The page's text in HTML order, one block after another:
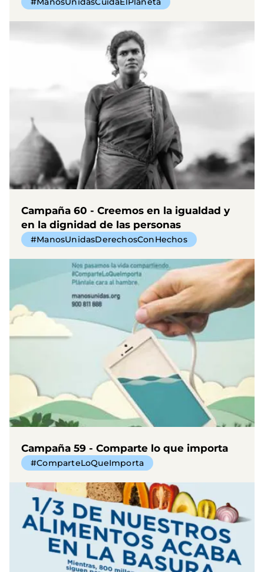
Campaña 60 - Creemos en la igualdad y
en la dignidad de las personas
#ManosUnidasDerechosConHechos
Campaña 59 - Comparte lo que importa
#ComparteLoQueImporta